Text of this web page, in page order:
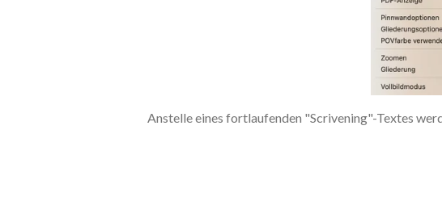
Anstelle eines fortlaufenden "Scrivening"-Textes